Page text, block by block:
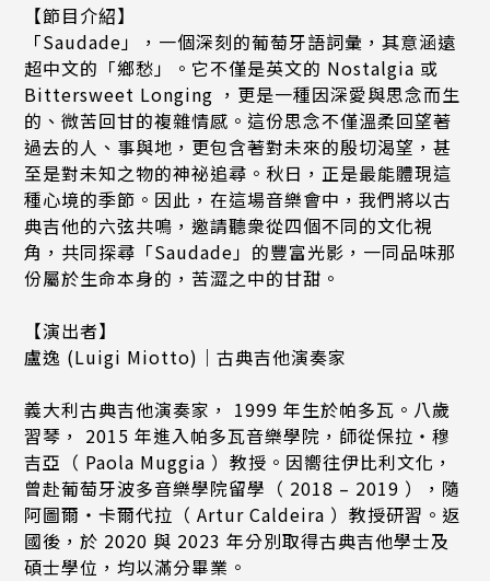
【節目介紹】
「Saudade」，一個深刻的葡萄牙語詞彙，其意涵遠
超中文的「鄉愁」。它不僅是英文的 Nostalgia 或
Bittersweet Longing ，更是一種因深愛與思念而生
的、微苦回甘的複雜情感。這份思念不僅溫柔回望著
過去的人、事與地，更包含著對未來的殷切渴望，甚
至是對未知之物的神祕追尋。秋日，正是最能體現這
種心境的季節。因此，在這場音樂會中，我們將以古
典吉他的六弦共鳴，邀請聽衆從四個不同的文化視
角，共同探尋「Saudade」的豐富光影，一同品味那
份屬於生命本身的，苦澀之中的甘甜。
【演出者】
盧逸 (Luigi Miotto)｜古典吉他演奏家
義大利古典吉他演奏家， 1999 年生於帕多瓦。八歲
習琴， 2015 年進入帕多瓦音樂學院，師從保拉・穆
吉亞（ Paola Muggia ）教授。因嚮往伊比利文化，
曾赴葡萄牙波多音樂學院留學（ 2018 – 2019 ），隨
阿圖爾・卡爾代拉（ Artur Caldeira ）教授研習。返
國後，於 2020 與 2023 年分別取得古典吉他學士及
碩士學位，均以滿分畢業。